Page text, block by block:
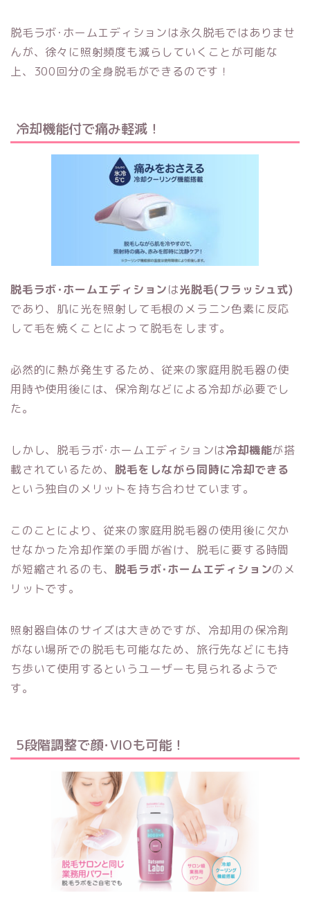
脱毛ラボ･ホームエディションは永久脱毛ではありませ
んが、徐々に照射頻度も減らしていくことが可能な
上、300回分の全身脱毛ができるのです！
冷却機能付で痛み軽減！
脱毛ラボ･ホームエディションは光脱毛(フラッシュ式)
であり、肌に光を照射して毛根のメラニン色素に反応
して毛を焼くことによって脱毛をします。
必然的に熱が発生するため、従来の家庭用脱毛器の使
用時や使用後には、保冷剤などによる冷却が必要でし
た。
しかし、脱毛ラボ･ホームエディションは冷却機能が搭
載されているため、脱毛をしながら同時に冷却できる
という独自のメリットを持ち合わせています。
このことにより、従来の家庭用脱毛器の使用後に欠か
せなかった冷却作業の手間が省け、脱毛に要する時間
が短縮されるのも、脱毛ラボ･ホームエディションのメ
リットです。
照射器自体のサイズは大きめですが、冷却用の保冷剤
がない場所での脱毛も可能なため、旅行先などにも持
ち歩いて使用するというユーザーも見られるようで
す。
5段階調整で顔･VIOも可能！